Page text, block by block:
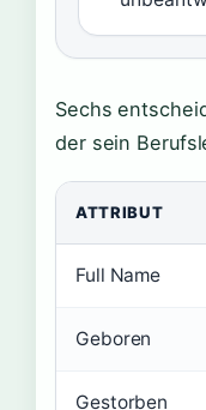
Sechs
der sein
ATTRIBUT
Full Name
Geboren
Gestorben